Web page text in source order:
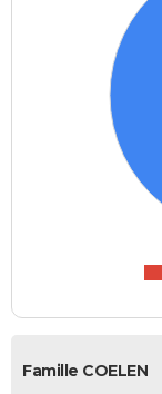
Famille COELEN